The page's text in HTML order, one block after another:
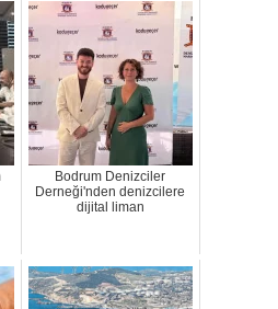
Bodrum Denizciler
Derneği'nden denizcilere
dijital liman